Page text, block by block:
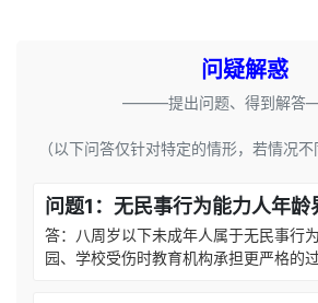
问疑解惑
———提出问题、得到解
（以下问答仅针对特定的情形，若情况不
问题1：无民事行为能力人年龄
答：八周岁以下未成年人属于无民事行
园、学校受伤时教育机构承担更严格的